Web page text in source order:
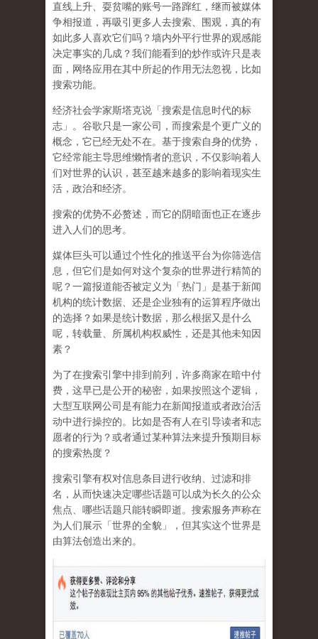
直线上升、耍贫嘴的账号一路蹿红，继而被媒体
争相报道，再吸引更多人去搜索、围观，真的有
如此多人喜欢它们吗？墙内外平行世界的观感能
决定事实的几成？我们能看到的炒作或许只是表
面，网络应用在其中所起的作用无法忽视，比如
搜索功能。
经济社会学家斯塔克说「搜索是信息时代的标
志」。谷歌只是一家公司，而搜索是个更广义的
概念，它已经无处不在。基于搜索自身的优势，
它经常能主导思维懒惰者的意识，不仅影响着人
们对世界的认识， 甚至越来越多的影响着现实生
活，政治和经济。
搜索的优势不必赘述，而它的阴暗面也正在逐步
进入人们的思考。
媒体巨头可以通过个性化的推送平台为你筛选信
息，但它们是如何对这个复杂的世界进行精简的
呢？一篇报道能否被定义为「热门」是基于新闻
机构的统计数据、还是企业独有的运算程序做出
的选择？如果是统计数据，那么根据又是什么
呢，转载量、所属机构权威性，还是其他未知因
素？
为了在搜索引擎中排到前列，许多商家在暗中付
费，这早已是公开的秘密，如果按照这个逻辑，
大型互联网公司是有能力在新闻报道或者政治活
动中进行操控的。比如是否有人在引导读者和志
愿者的行为？或者通过某种算法来提升预期目标
的搜索热度？
搜索引擎有权对信息条目进行收纳、过滤和排
名，从而快速决定哪些话题可以成为长久的公众
焦点、哪些话题只能转瞬即逝。搜索服务声称在
为人们展示「世界的全貌」，但其实这个世界是
由算法创造出来的。